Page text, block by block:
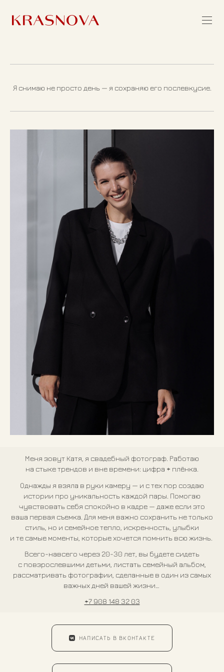
Я снимаю не просто день — я сохраняю его послевкусие.
Меня зовут Катя, я свадебный фотограф. Работаю
на стыке трендов и вне времени: цифра + плёнка.
Однажды я взяла в руки камеру — и с тех пор создаю
истории про уникальность каждой пары. Помогаю
чувствовать себя спокойно в кадре — даже если это
ваша первая съемка. Для меня важно сохранить не только
стиль, но и семейное тепло, искренность, улыбки
и те самые моменты, которые хочется помнить всю жизнь.
Всего-навсего через 20-30 лет, вы будете сидеть
с повзрослевшими детьми, листать семейный альбом,
рассматривать фотографии, сделанные в один из самых
важных дней вашей жизни…
+7 908 148 32 03
НАПИСАТЬ В ВКОНТАКТЕ